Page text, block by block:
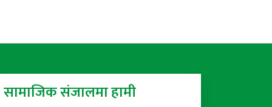
सामाजिक संजालमा हामी